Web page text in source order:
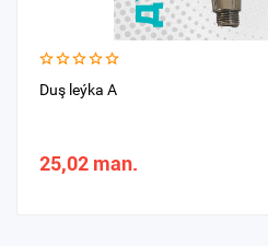
Duş leýka A
25,02 man.